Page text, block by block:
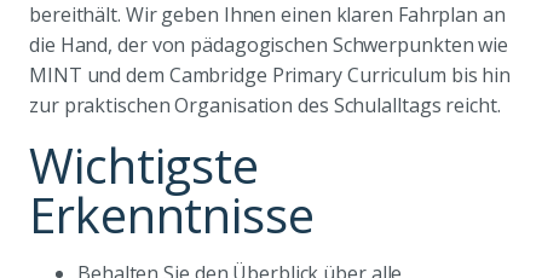
bereithält. Wir geben Ihnen einen klaren Fahrplan an
die Hand, der von pädagogischen Schwerpunkten wie
MINT und dem Cambridge Primary Curriculum bis hin
zur praktischen Organisation des Schulalltags reicht.
Wichtigste
Erkenntnisse